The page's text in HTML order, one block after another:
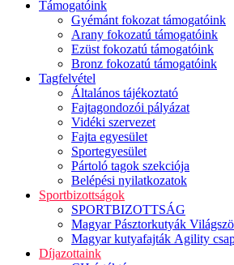
Támogatóink
Gyémánt fokozat támogatóink
Arany fokozatú támogatóink
Ezüst fokozatú támogatóink
Bronz fokozatú támogatóink
Tagfelvétel
Általános tájékoztató
Fajtagondozói pályázat
Vidéki szervezet
Fajta egyesület
Sportegyesület
Pártoló tagok szekciója
Belépési nyilatkozatok
Sportbizottságok
SPORTBIZOTTSÁG
Magyar Pásztorkutyák
Magyar kutyafajták Agility
Díjazottaink